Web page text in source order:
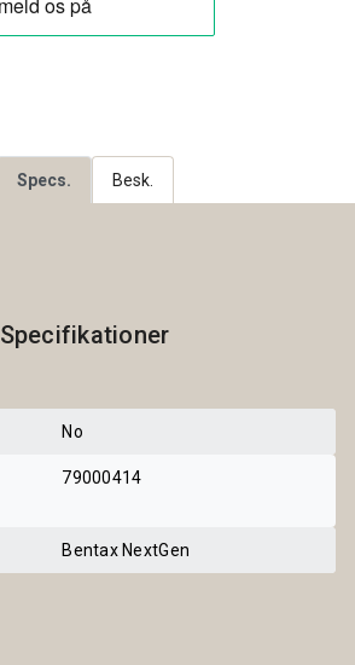
Specs. Besk.
Specifikationer
No
79000414
Bentax NextGen